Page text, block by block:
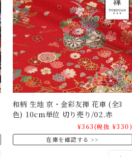
和柄 生地 京・金彩友禅 花車 (全3
色) 10cm単位 切り売り/02.赤
¥363(税抜 ¥330)
在庫を確認する